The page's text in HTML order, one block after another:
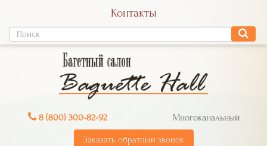
Контакты
8 (800) 300-82-92 Многоканальный
Заказать обратный звонок